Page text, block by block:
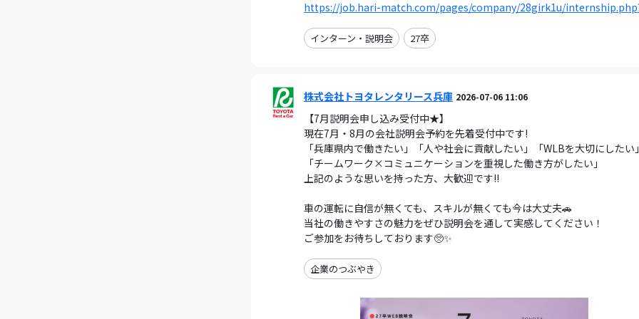
https://job.hari-match.com/pages/company/28girk1u/
インターン・説明会 27卒
株式会社トヨタレンタリース兵庫 2026-07-06 11:06
【7月説明会申し込み受付中★】
現在7月・8月の会社説明会予約を先着受付中です!
「兵庫県内で働きたい」「人や社会に貢献したい」「WLBを大切にしたい」
「チームワーク×コミュニケーションを重視した働き方がしたい」
上記のような思いを持った方、大歓迎です!!
車の運転に自信が無くても、スキルが無くても今は大丈夫🚗
当社の働きやすさの魅力をぜひ説明会を通して実感してください！
ご参加をお待ちしております🥺✨
企業のつぶやき